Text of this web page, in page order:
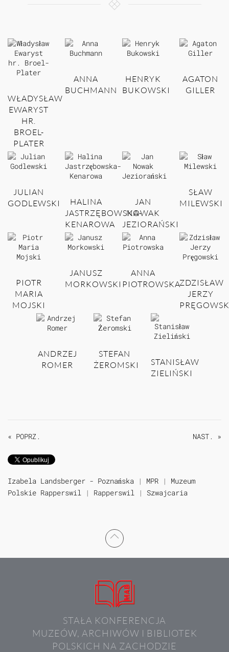
WŁADYSŁAW
EWARYST
HR.
BROEL-
PLATER
ANNA
BUCHMANN
HENRYK
BUKOWSKI
AGATON
GILLER
JULIAN
GODLEWSKI
HALINA
JASTRZĘBOWSKA-
KENAROWA
JAN
NOWAK
JEZIORAŃSKI
SŁAW
MILEWSKI
PIOTR
MARIA
MOJSKI
JANUSZ
MORKOWSKI
ANNA
PIOTROWSKAZDZISŁAW
JERZY
ANDRZEJ
ROMER
STEFAN
ŻEROMSKI
STANISŁAW
ZIELIŃSKI
« POPRZ. NAST. »
Izabela Landsberger - Poznańska | MPR | Muzeum
Polskie Rapperswil
| Rapperswil | Szwajcaria
STAŁA KONFERENCJA
MUZEÓW, ARCHIWÓW I BIBLIOTEK
POLSKICH NA ZACHODZIE